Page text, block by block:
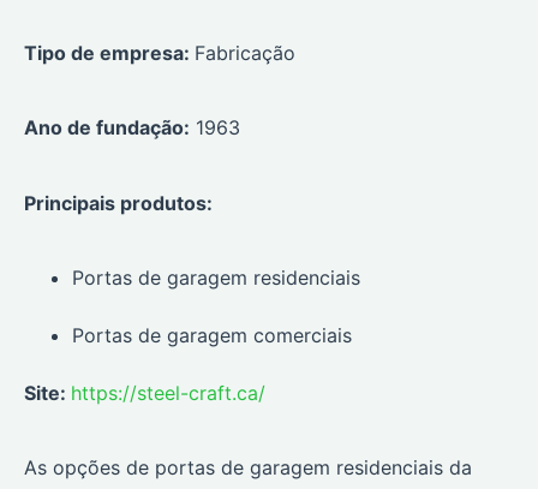
Tipo de empresa: Fabricação
Ano de fundação: 1963
Principais produtos:
Portas de garagem residenciais
Portas de garagem comerciais
Site: https://steel-craft.ca/
As opções de portas de garagem residenciais da